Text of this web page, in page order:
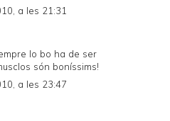
a les 21:31
lo bo ha de ser
són boníssims!
a les 23:47